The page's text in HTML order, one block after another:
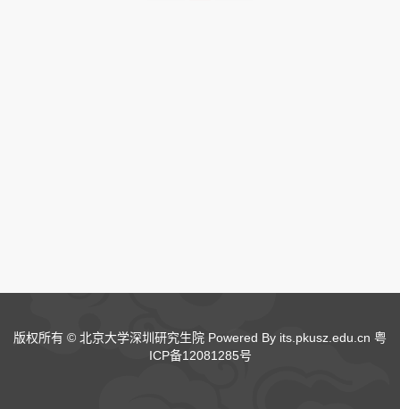
版权所有 © 北京大学深圳研究生院 Powered By its.pkusz.edu.cn 粤
ICP备12081285号